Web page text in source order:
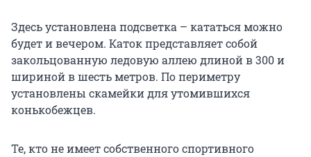
Здесь установлена подсветка – кататься можно
будет и вечером. Каток представляет собой
закольцованную ледовую аллею длиной в 300 и
шириной в шесть метров. По периметру
установлены скамейки для утомившихся
конькобежцев.
Те, кто не имеет собственного спортивного